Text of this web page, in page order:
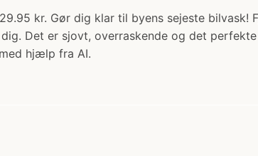
kr. Gør dig klar til byens sejeste
Det er sjovt, overraskende og det
hjælp fra AI.